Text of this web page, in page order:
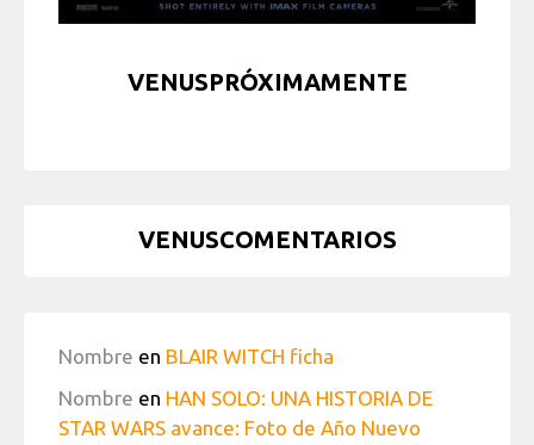
VENUSPRÓXIMAMENTE
VENUSCOMENTARIOS
Nombre en BLAIR WITCH ficha
Nombre en HAN SOLO: UNA HISTORIA DE
STAR WARS avance: Foto de Año Nuevo